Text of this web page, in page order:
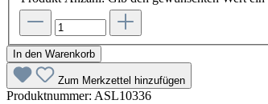
In den Warenkorb
Zum Merkzettel hinzufügen
Produktnummer: ASL10336